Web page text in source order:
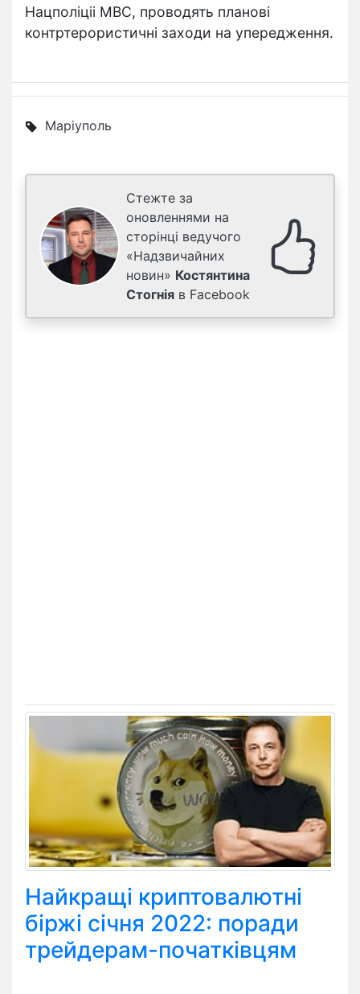
Нацполіціі МВС, проводять планові
контртерористичні заходи на упередження.
Маріуполь
Стежте за
оновленнями на
сторінці ведучого
«Надзвичайних
новин» Костянтина
Стогнія в Facebook
Найкращі криптовалютні
біржі січня 2022: поради
трейдерам-початківцям